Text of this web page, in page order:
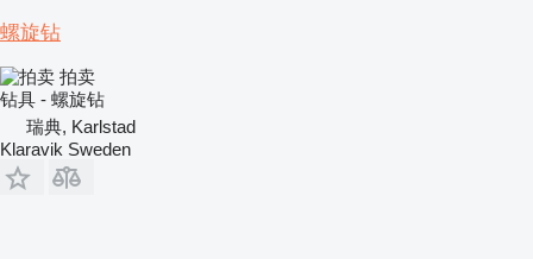
螺旋钻
拍卖
钻具 - 螺旋钻
瑞典, Karlstad
Klaravik Sweden